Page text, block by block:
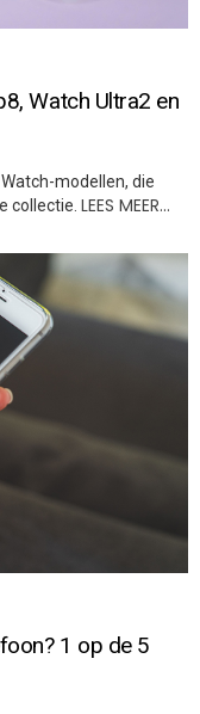
Watch Ultra2 en
modellen, die
collectie. LEES MEER…
1 op de 5